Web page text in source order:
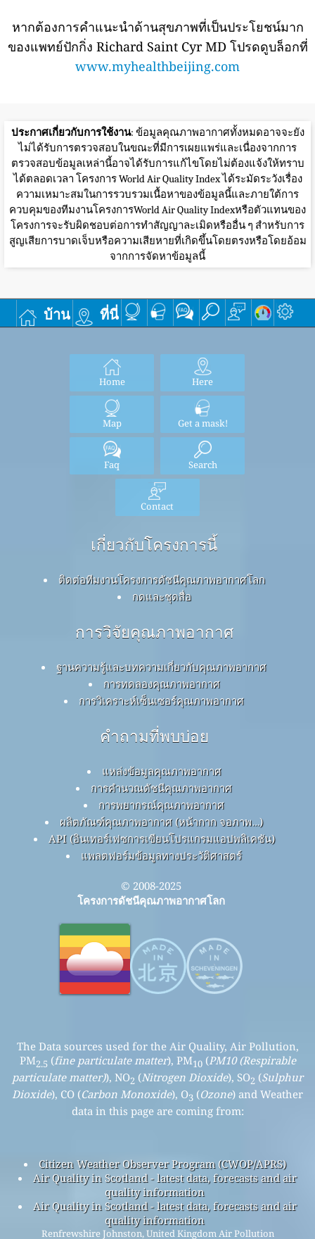
หากต้องการคำแนะนำด้านสุขภาพที่เป็นประโยชน์มาก
ของแพทย์ปักกิ่ง Richard Saint Cyr MD โปรดดูบล็อกที่
www.myhealthbeijing.com
ประกาศเกี่ยวกับการใช้งาน: ข้อมูลคุณภาพอากาศทั้งหมดอาจจะยัง
ไม่ได้รับการตรวจสอบในขณะที่มีการเผยแพร่และเนื่องจากการ
ตรวจสอบข้อมูลเหล่านี้อาจได้รับการแก้ไขโดยไม่ต้องแจ้งให้ทราบ
ได้ตลอดเวลา โครงการ World Air Quality Index ได้ระมัดระวังเรื่อง
ความเหมาะสมในการรวบรวมเนื้อหาของข้อมูลนี้และภายใต้การ
ควบคุมของทีมงานโครงการWorld Air Quality Indexหรือตัวแทนของ
โครงการจะรับผิดชอบต่อการทำสัญญาละเมิดหรืออื่น ๆ สำหรับการ
สูญเสียการบาดเจ็บหรือความเสียหายที่เกิดขึ้นโดยตรงหรือโดยอ้อม
จากการจัดหาข้อมูลนี้
บ้าน ที่นี่
Home Here
Map Get a mask!
Faq Search
Contact
เกี่ยวกับโครงการนี้
ติดต่อทีมงานโครงการดัชนีคุณภาพอากาศโลก
กดและชุดสื่อ
การวิจัยคุณภาพอากาศ
ฐานความรู้และบทความเกี่ยวกับคุณภาพอากาศ
การทดลองคุณภาพอากาศ
การวิเคราะห์เซ็นเซอร์คุณภาพอากาศ
คำถามที่พบบ่อย
แหล่งข้อมูลคุณภาพอากาศ
การคำนวณดัชนีคุณภาพอากาศ
การพยากรณ์คุณภาพอากาศ
ผลิตภัณฑ์คุณภาพอากาศ (หน้ากาก จอภาพ…)
API (อินเทอร์เฟซการเขียนโปรแกรมแอปพลิเคชัน)
แพลตฟอร์มข้อมูลทางประวัติศาสตร์
© 2008-2025
โครงการดัชนีคุณภาพอากาศโลก
The Data sources used for the Air Quality, Air Pollution,
PM2.5 (fine particulate matter), PM10(PM10 (Respirable
particulate matter)), NO2 (Nitrogen Dioxide), SO2 (Sulphur
Dioxide), CO (Carbon Monoxide), O3 (Ozone) and Weather
data in this page are coming from:
Citizen Weather Observer Program (CWOP/APRS)
Air Quality in Scotland - latest data, forecasts and air
quality information
Air Quality in Scotland - latest data, forecasts and air
quality information
Renfrewshire Johnston, United Kingdom Air Pollution